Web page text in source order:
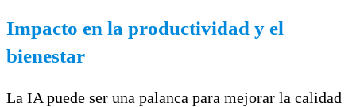
Impacto en la productividad y el
bienestar
La IA puede ser una palanca para mejorar la calidad